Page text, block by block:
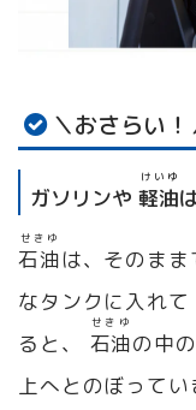
＼おさらい！
ガソリンや 軽油
けいゆ
石油
せきゆ
は、そのまま
なタンクに入れて
ると、 石油
せきゆ
の中
上へとのぼってい